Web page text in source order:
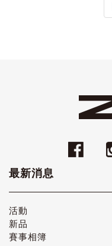
最新消息
活動
新品
賽事相簿